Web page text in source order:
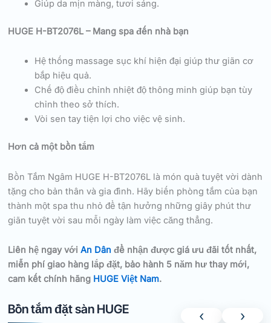
Giúp da mịn màng, tươi sáng.
HUGE H-BT2076L – Mang spa đến nhà bạn
Hệ thống massage sục khí hiện đại giúp thư giãn cơ
bắp hiệu quả.
Chế độ điều chỉnh nhiệt độ thông minh giúp bạn tùy
chỉnh theo sở thích.
Vòi sen tay tiện lợi cho việc vệ sinh.
Hơn cả một bồn tắm
Bồn Tắm Ngâm HUGE H-BT2076L là món quà tuyệt vời dành
tặng cho bản thân và gia đình. Hãy biến phòng tắm của bạn
thành một spa thu nhỏ để tận hưởng những giây phút thư
giãn tuyệt vời sau mỗi ngày làm việc căng thẳng.
Liên hệ ngay vớiAn Dân để nhận được giá ưu đãi tốt nhất,
miễn phí giao hàng lắp đặt, bảo hành 5 năm hư thay mới,
cam kết chính hãng HUGE Việt Nam.
Bồn tắm đặt sàn HUGE ‹ ›